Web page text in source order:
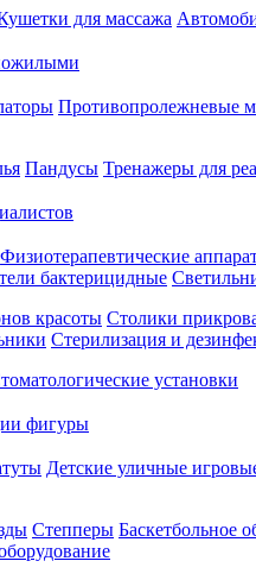
для массажа
Противопролежневые
Пандусы Тренажеры для
Физиотерапевтические
бактерицидные
красоты Столики
Стерилизация и
установки
фигуры
Детские уличные
Степперы Баскетбольное